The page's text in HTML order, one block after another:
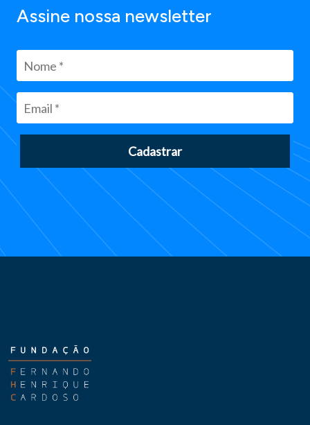
Assine nossa newsletter
Cadastrar